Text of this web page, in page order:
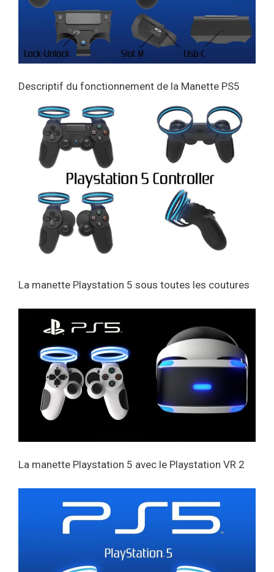
Descriptif du fonctionnement de la Manette PS5
La manette Playstation 5 sous toutes les coutures
La manette Playstation 5 avec le Playstation VR 2